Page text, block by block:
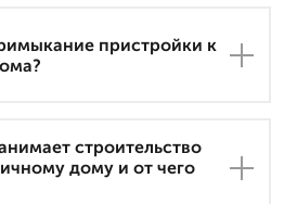
пристройки к
строительство
дому и от чего